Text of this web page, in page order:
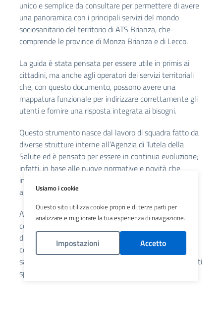
unico e semplice da consultare per permettere di avere
una panoramica con i principali servizi del mondo
sociosanitario del territorio di ATS Brianza, che
comprende le province di Monza Brianza e di Lecco.
La guida è stata pensata per essere utile in primis ai
cittadini, ma anche agli operatori dei servizi territoriali
che, con questo documento, possono avere una
mappatura funzionale per indirizzare correttamente gli
utenti e fornire una risposta integrata ai bisogni.
Questo strumento nasce dal lavoro di squadra fatto da
diverse strutture interne all’Agenzia di Tutela della
Salute ed è pensato per essere in continua evoluzione;
infatti, in base alle nuove normative e novità che
intercorranno nel prossimo futuro, prevediamo un
aggiornamento ricorrente e puntuale.
Abbiamo pensato ad un documento snello, di facile
consultazione che aiuti nella ricerca dei servizi a
disposizione per un’appropriata risposta al bisogno,
contenente, per approfondire le diverse tematiche e
sapere a chi rivolgersi, appositi link che rimandano ai siti
specifici.
Usiamo i cookie
Questo sito utilizza cookie propri e di terze parti per
analizzare e migliorare la tua esperienza di navigazione.
Impostazioni Accetto